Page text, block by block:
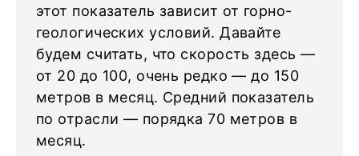
этот показатель зависит от горно-
геологических условий. Давайте
будем считать, что скорость здесь —
от 20 до 100, очень редко — до 150
метров в месяц. Средний показатель
по отрасли — порядка 70 метров в
месяц.